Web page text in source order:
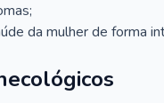
da mulher de forma